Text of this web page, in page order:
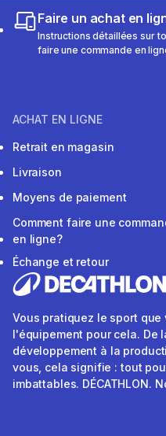
Faire un achat en
Instructions détaillées sur
faire une commande en
ACHAT EN LIGNE
Retrait en magasin
Livraison
Moyens de paiement
Comment faire une
en ligne?
Échange et retour
Vous pratiquez le sport
l'équipement pour cela. De
développement à la
vous, cela signifie : tout
imbattables. DÉCATHLON.